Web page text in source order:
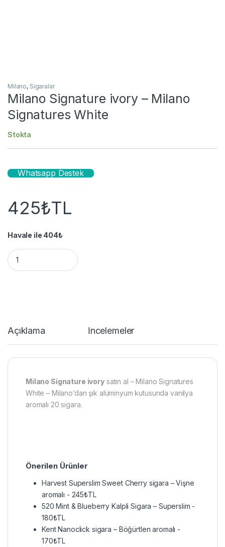
Milano, Sigaralar
Milano Signature ivory – Milano
Signatures White
Stokta
Whatsapp Destek
425₺TL
Havale ile 404₺
Milano Signature ivory - Milano Signatures White quantity
Açıklama İncelemeler
Milano Signature ivorysatın al – Milano Signatures
White – Milano’dan şık alüminyum kutusunda vanilya
aromalı 20 sigara.
Önerilen Ürünler
Harvest Superslim Sweet Cherry sigara – Vişne
aromalı - 245₺TL
520 Mint & Blueberry Kalpli Sigara – Superslim -
180₺TL
Kent Nanoclick sigara – Böğürtlen aromalı -
170₺TL